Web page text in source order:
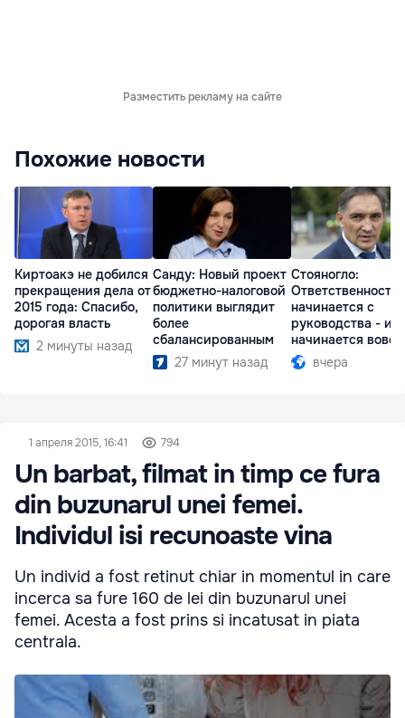
Разместить рекламу на сайте
Похожие новости
Киртоакэ не добился
прекращения дела от
2015 года: Спасибо,
дорогая власть
2 минуты назад
Санду: Новый проект
бюджетно-налоговой
политики выглядит
более
сбалансированным
27 минут назад
Стояногло:
Ответственность
начинается с
руководства -
начинается вовсе
вчера
1 апреля 2015, 16:41 794
Un barbat, filmat in timp ce fura
din buzunarul unei femei.
Individul isi recunoaste vina
Un individ a fost retinut chiar in momentul in care
incerca sa fure 160 de lei din buzunarul unei
femei. Acesta a fost prins si incatusat in piata
centrala.